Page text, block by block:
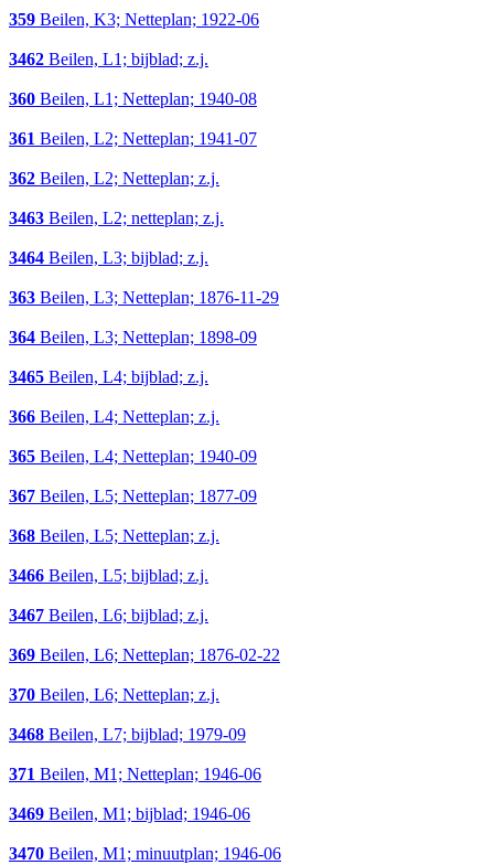
359 Beilen, K3; Netteplan; 1922-06
3462 Beilen, L1; bijblad; z.j.
360 Beilen, L1; Netteplan; 1940-08
361 Beilen, L2; Netteplan; 1941-07
362 Beilen, L2; Netteplan; z.j.
3463 Beilen, L2; netteplan; z.j.
3464 Beilen, L3; bijblad; z.j.
363 Beilen, L3; Netteplan; 1876-11-29
364 Beilen, L3; Netteplan; 1898-09
3465 Beilen, L4; bijblad; z.j.
366 Beilen, L4; Netteplan; z.j.
365 Beilen, L4; Netteplan; 1940-09
367 Beilen, L5; Netteplan; 1877-09
368 Beilen, L5; Netteplan; z.j.
3466 Beilen, L5; bijblad; z.j.
3467 Beilen, L6; bijblad; z.j.
369 Beilen, L6; Netteplan; 1876-02-22
370 Beilen, L6; Netteplan; z.j.
3468 Beilen, L7; bijblad; 1979-09
371 Beilen, M1; Netteplan; 1946-06
3469 Beilen, M1; bijblad; 1946-06
3470 Beilen, M1; minuutplan; 1946-06